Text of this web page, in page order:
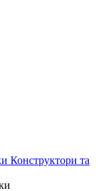
Конструктори та